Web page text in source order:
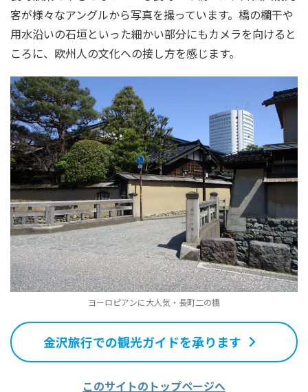
客が様々なアングルから写真を撮っています。橋の欄干や
用水沿いの石垣といった細かい部分にもカメラを向けると
ころに、欧州人の文化への接し方を感じます。
ヨーロピアンに大人気・長町二の橋
金沢旅行での観光ガイドを承ります
このサイトのトップページへ